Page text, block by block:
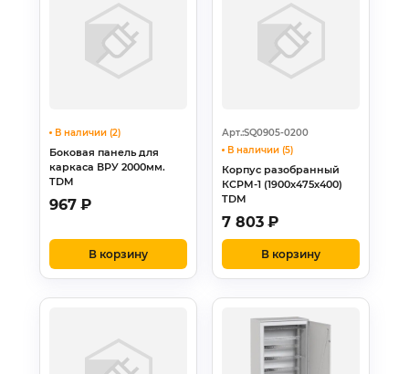
В наличии (2)
Боковая панель для
каркаса ВРУ 2000мм.
TDM
967 ₽
В корзину
Арт.:SQ0905-0200
В наличии (5)
Корпус разобранный
КСРМ-1 (1900х475х400)
TDM
7 803 ₽
В корзину